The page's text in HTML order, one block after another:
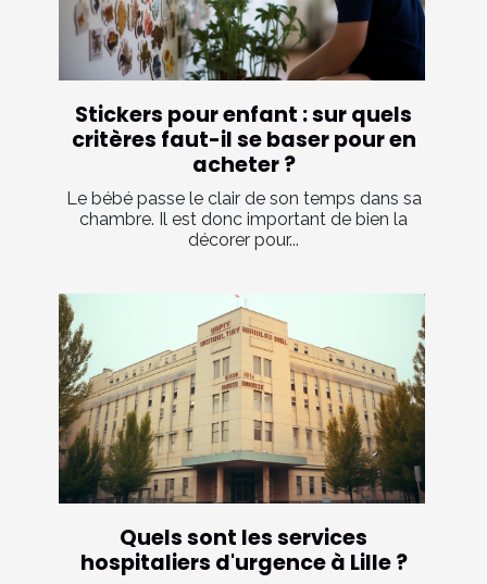
Stickers pour enfant : sur quels
critères faut-il se baser pour en
acheter ?
Le bébé passe le clair de son temps dans sa
chambre. Il est donc important de bien la
décorer pour...
Quels sont les services
hospitaliers d'urgence à Lille ?